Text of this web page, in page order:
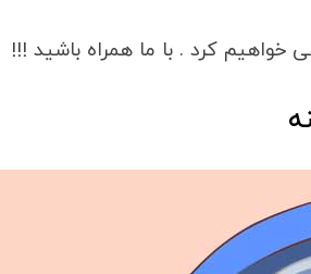
خواهیم کرد . با ما همراه باشید !!!